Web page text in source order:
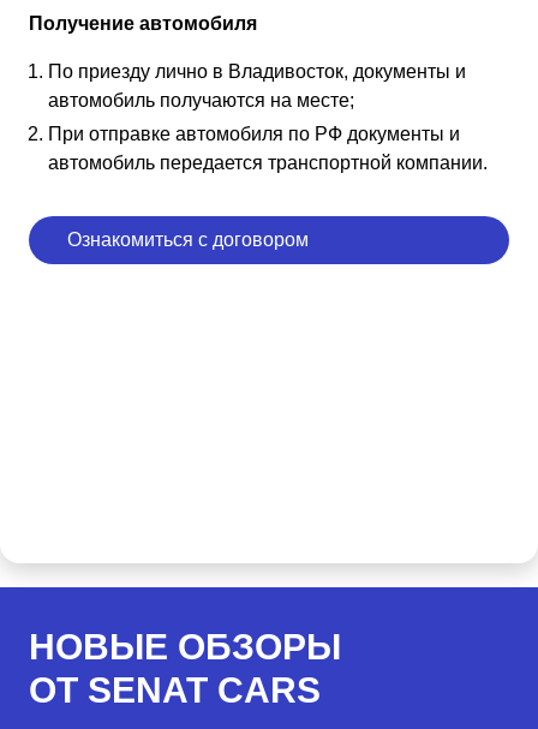
Получение автомобиля
По приезду лично в Владивосток, документы и
автомобиль получаются на месте;
При отправке автомобиля по РФ документы и
автомобиль передается транспортной компании.
Ознакомиться с договором
НОВЫЕ ОБЗОРЫ
ОТ SENAT CARS